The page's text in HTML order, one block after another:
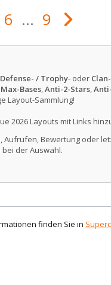
6 ... 9
/ Trophy- oder
Max-Bases,Anti-2-Stars,
Layout-Sammlung!
2026 Layouts mit Links
Bewertung oder
der Auswahl.
finden Sie in